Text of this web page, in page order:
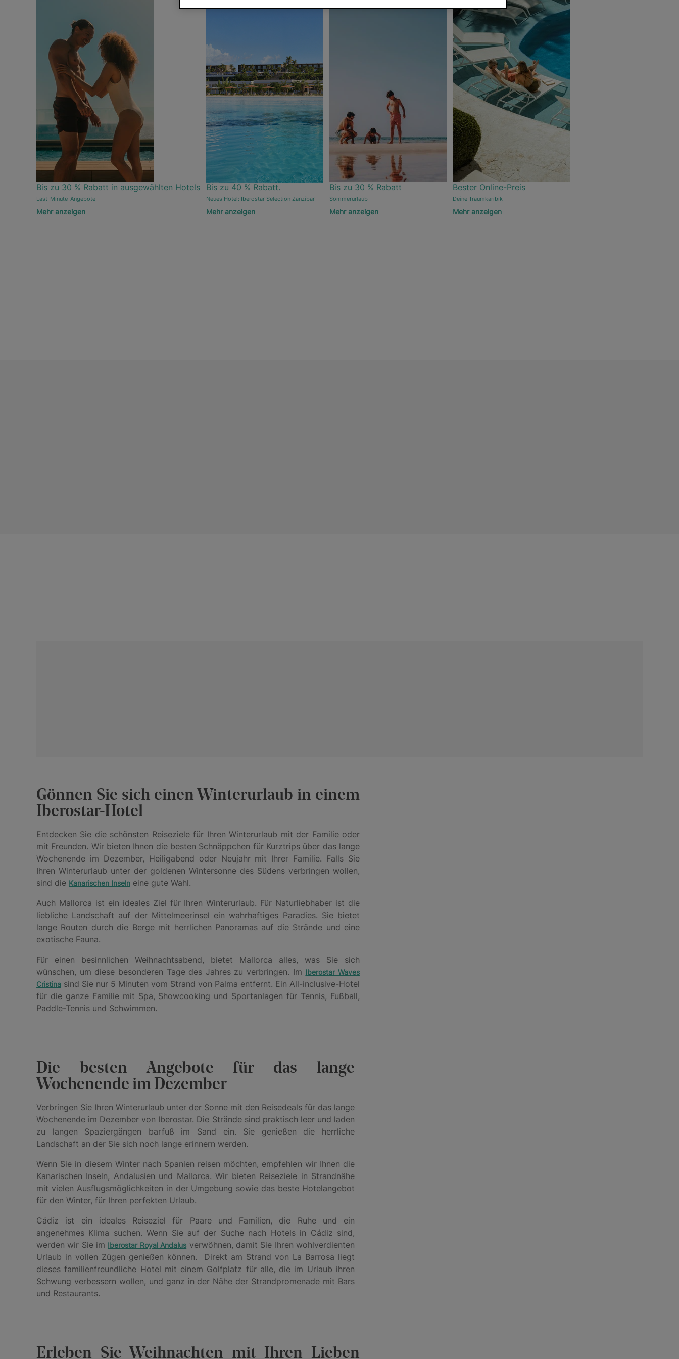
Bis zu 30 % Rabatt in ausgewählten Hotels
Last-Minute-Angebote
Mehr anzeigen
Bis zu 40 % Rabatt.
Neues Hotel: Iberostar Selection Zanzibar
Mehr anzeigen
Bis zu 30 % Rabatt
Sommerurlaub
Mehr anzeigen
Bester Online-Preis
Deine Traumkaribik
Mehr anzeigen
Gönnen Sie sich einen Winterurlaub in einem
Iberostar-Hotel
Entdecken Sie die schönsten Reiseziele für Ihren Winterurlaub mit der Familie oder
mit Freunden. Wir bieten Ihnen die besten Schnäppchen für Kurztrips über das lange
Wochenende im Dezember, Heiligabend oder Neujahr mit Ihrer Familie. Falls Sie
Ihren Winterurlaub unter der goldenen Wintersonne des Südens verbringen wollen,
sind die Kanarischen Inseln eine gute Wahl.
Auch Mallorca ist ein ideales Ziel für Ihren Winterurlaub. Für Naturliebhaber ist die
liebliche Landschaft auf der Mittelmeerinsel ein wahrhaftiges Paradies. Sie bietet
lange Routen durch die Berge mit herrlichen Panoramas auf die Strände und eine
exotische Fauna.
Für einen besinnlichen Weihnachtsabend, bietet Mallorca alles, was Sie sich
wünschen, um diese besonderen Tage des Jahres zu verbringen. Im Iberostar Waves
Cristina sind Sie nur 5 Minuten vom Strand von Palma entfernt. Ein All-inclusive-Hotel
für die ganze Familie mit Spa, Showcooking und Sportanlagen für Tennis, Fußball,
Paddle-Tennis und Schwimmen.
Die besten Angebote für das lange
Wochenende im Dezember
Verbringen Sie Ihren Winterurlaub unter der Sonne mit den Reisedeals für das lange
Wochenende im Dezember von Iberostar. Die Strände sind praktisch leer und laden
zu langen Spaziergängen barfuß im Sand ein. Sie genießen die herrliche
Landschaft an der Sie sich noch lange erinnern werden.
Wenn Sie in diesem Winter nach Spanien reisen möchten, empfehlen wir Ihnen die
Kanarischen Inseln, Andalusien und Mallorca. Wir bieten Reiseziele in Strandnähe
mit vielen Ausflugsmöglichkeiten in der Umgebung sowie das beste Hotelangebot
für den Winter, für Ihren perfekten Urlaub.
Cádiz ist ein ideales Reiseziel für Paare und Familien, die Ruhe und ein
angenehmes Klima suchen. Wenn Sie auf der Suche nach Hotels in Cádiz sind,
werden wir Sie im Iberostar Royal Andalus verwöhnen, damit Sie Ihren wohlverdienten
Urlaub in vollen Zügen genießen können. Direkt am Strand von La Barrosa liegt
dieses familienfreundliche Hotel mit einem Golfplatz für alle, die im Urlaub ihren
Schwung verbessern wollen, und ganz in der Nähe der Strandpromenade mit Bars
und Restaurants.
Erleben Sie Weihnachten mit Ihren Lieben